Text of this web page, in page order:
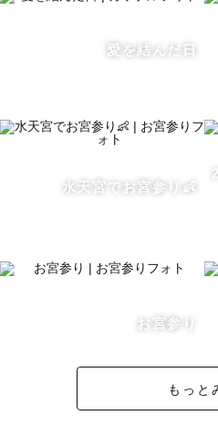
までゲスト様の雰囲気を活か
撮影前に、ご依頼頂いた経緯
境でも大歓迎です！！まずは
愛を結んだ日
水天宮でお宮参り👶
お宮参り
もっと